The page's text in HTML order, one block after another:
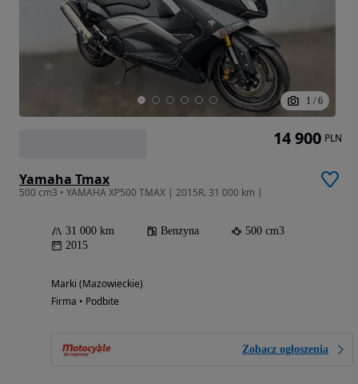
1 / 6
Yamaha Tmax
500 cm3 • YAMAHA XP500 TMAX | 2015R. 31 000 km |
31 000 km Benzyna
500 cm3
2015
Marki (Mazowieckie)
Firma • Podbite
Zobacz ogłoszenia
14 900 PLN